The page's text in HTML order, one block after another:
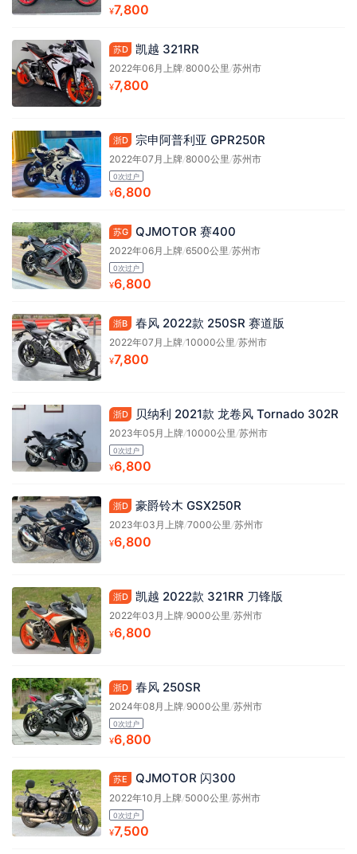
¥7,800
苏D 凯越 321RR
2022年06月上牌/8000公里/苏州市
¥7,800
浙D 宗申阿普利亚 GPR250R
2022年07月上牌/8000公里/苏州市
0次过户
¥6,800
苏G QJMOTOR 赛400
2022年06月上牌/6500公里/苏州市
0次过户
¥6,800
浙B 春风 2022款 250SR 赛道版
2022年07月上牌/10000公里/苏州市
¥7,800
浙D 贝纳利 2021款 龙卷风 Tornado 302R
2023年05月上牌/10000公里/苏州市
0次过户
¥6,800
浙D 豪爵铃木 GSX250R
2023年03月上牌/7000公里 /苏州市
¥6,800
浙D 凯越 2022款 321RR 刀锋版
2022年03月上牌/9000公里 /苏州市
¥6,800
浙D 春风 250SR
2024年08月上牌/9000公里 /苏州市
0次过户
¥6,800
苏E QJMOTOR 闪300
2022年10月上牌/5000公里 /苏州市
0次过户
¥7,500